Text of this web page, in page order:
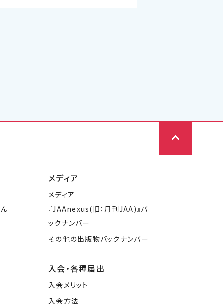
メディア
メディア
『JAAnexus(旧：月刊JAA)』バ
ックナンバー
その他の出版物バックナンバー
入会・各種届出
入会メリット
入会方法